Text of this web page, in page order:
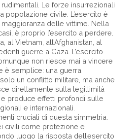
Le forze insurrezionali
popolazione civile. L’esercito è
delle vittime. Nella
è proprio l’esercito a perdere.
al Vietnam, all’Afghanistan, al
guerre a Gaza. L’esercito
non riesce mai a vincere
è semplice: una guerra
un conflitto militare, ma anche
direttamente sulla legittimità
produce effetti profondi sulle
e internazionali.
cruciali di questa simmetria.
civili come protezione e
luogo la risposta dell’esercito